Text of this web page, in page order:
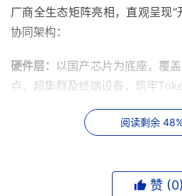
厂商全生态矩阵亮相，直观呈现
协同架构：
硬件层： 以国产芯片为底座，覆
点、超集群及终端设备，筑牢
整合操作系统、数据库
灵活调度与跨平台流转
涵盖算力运营、行业智
阅读剩余
赞 (0)